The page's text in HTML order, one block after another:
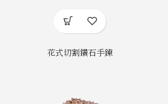
花式切割鑽石手鍊